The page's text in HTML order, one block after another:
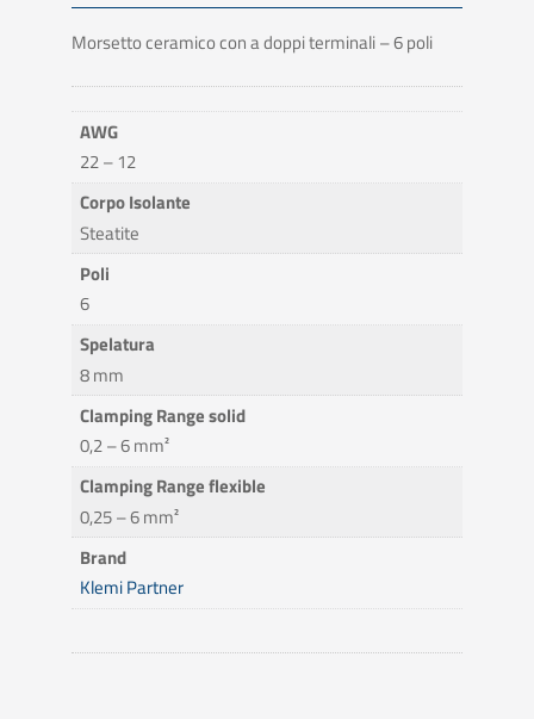
Morsetto ceramico con a doppi terminali – 6 poli
AWG
22 – 12
Corpo Isolante
Steatite
Poli
6
Spelatura
8 mm
Clamping Range solid
0,2 – 6 mm²
Clamping Range flexible
0,25 – 6 mm²
Brand
Klemi Partner